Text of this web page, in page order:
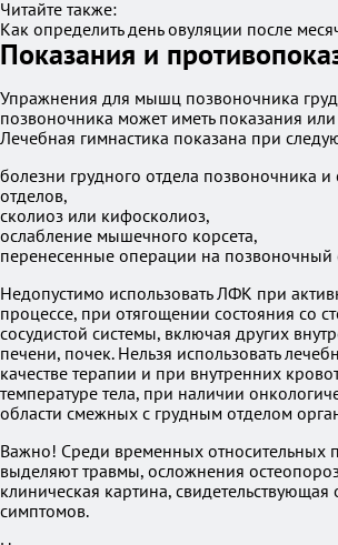
Читайте также:
Как определить день овуляции после
Показания и
Упражнения для мышц позвоночника
позвоночника может иметь показания
Лечебная гимнастика показана при
болезни грудного отдела позвоночника и
отделов,
сколиоз или кифосколиоз,
ослабление мышечного корсета,
перенесенные операции на позвоночный
Недопустимо использовать ЛФК при
процессе, при отягощении состояния со
сосудистой системы, включая других
печени, почек. Нельзя использовать
качестве терапии и при внутренних
температуре тела, при наличии
области смежных с грудным отделом
Важно! Среди временных относительных
выделяют травмы, осложнения
клиническая картина,
симптомов.